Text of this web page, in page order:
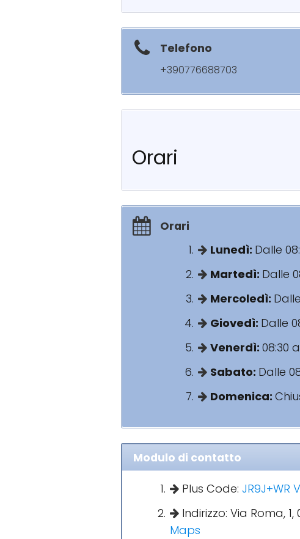
Telefono
+390776688703
Orari
Orari
Lunedì: Dalle
Martedì: Dalle
Mercoledì:
Giovedì: Dalle
Venerdì: 08:30
Sabato: Dalle
Domenica:
Modulo di contatto
Plus Code: JR9J+WR
Indirizzo: Via Roma,
Maps